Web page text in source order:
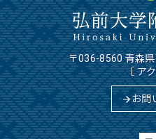
〒036-8560 青森
［ア
お問